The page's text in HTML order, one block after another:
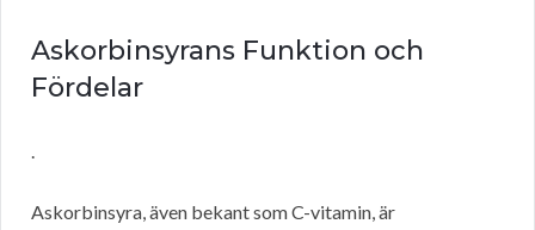
Askorbinsyrans Funktion och
Fördelar
.
Askorbinsyra, även bekant som C-vitamin, är